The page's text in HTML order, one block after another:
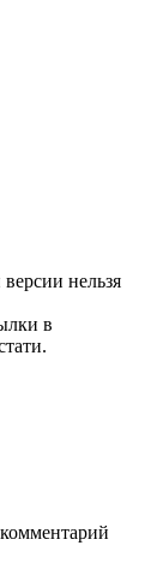
нельзя
в